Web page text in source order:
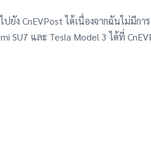
ยัง CnEVPost ได้เนื่องจากฉันไม่มี
SU7 และ Tesla Model 3 ได้ที่